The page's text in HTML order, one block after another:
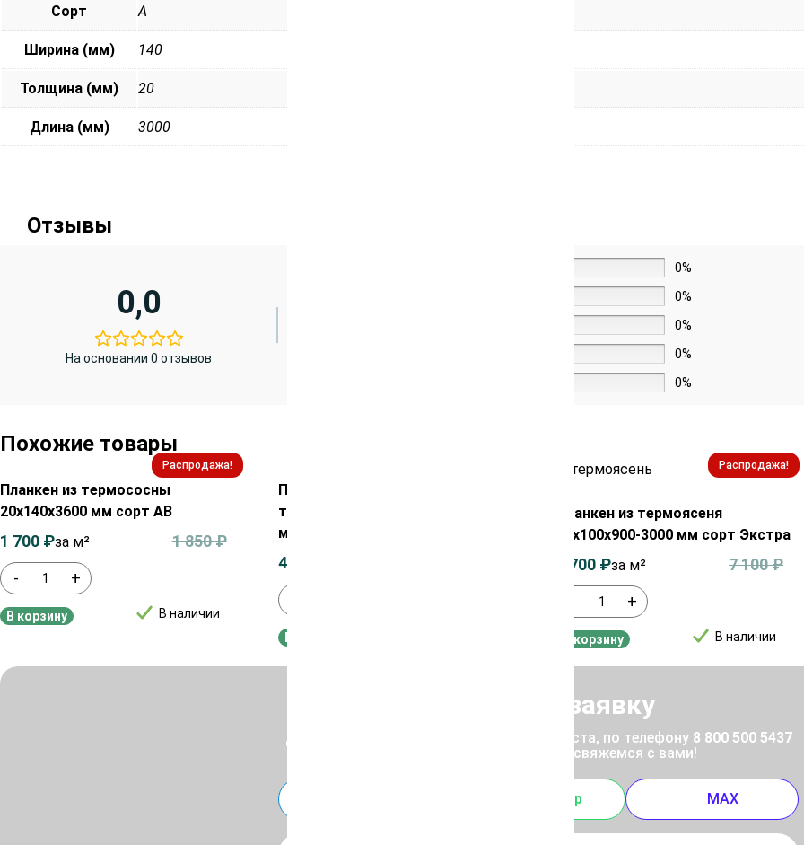
Сорт А
Ширина (мм) 140
Толщина (мм) 20
Длина (мм) 3000
Отзывы
0,0
На основании 0 отзывов
0%
0%
0%
0%
0%
Похожие товары
Распродажа!
Планкен из термососны
20х140х3600 мм сорт АВ
- +
В наличии
1 850₽
1 700 ₽за м²
В корзину
Планкен прямой из
термолиственницы 20х120х5000
мм сорт А
4 200
Распродажа!
Планкен из термоясеня
20х100х900-3000 мм сорт Экстра
+
В наличии
7 100₽
6 700 ₽за м²
В корзину
Отправить заявку
Для уточнения цены позвоните, пожалуйста, по телефону 8 800 500 5437
или отправьте заявку, и мы свяжемся с вами!
Whatsapp MAX